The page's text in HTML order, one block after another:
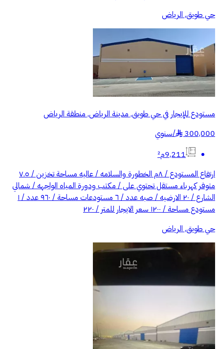
حي طويق, الرياض
مستودع للإيجار في حي طويق, مدينة الرياض, منطقة الرياض
300,000
§
/سنوي
9,211م²
ارتفاع المستودع / ٨م الخطورة والسلامه / عاليه مساحة تخزين / ٧.٥
متوفر كهرباء مستقل تحتوي على / مكتب ودورة المياه الواجهه / شمالي
الشارع / ٢٠ الارضيه / صبه عدد / ٦ مستودعات مساحة / ٩٦٠ عدد / ١
مستودع مساحة / ١٢٠٠ سعر الايجار للمتر / ٢٢٠
حي طويق, الرياض